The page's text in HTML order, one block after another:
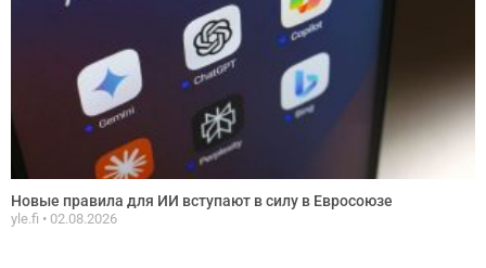
Новые правила для ИИ вступают в силу в Евросоюзе
yle.fi 02.08.2026